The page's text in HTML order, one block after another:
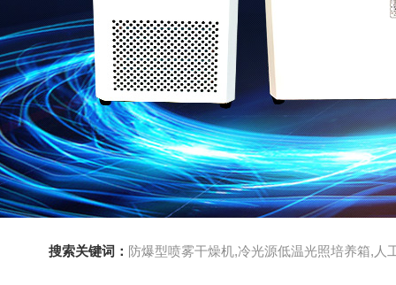
搜索关键词： 防爆型喷雾干燥机,冷光源低温光照培养箱,人